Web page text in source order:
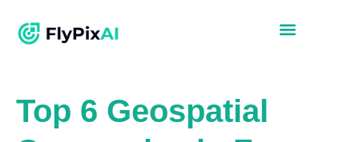
Top 6 Geospatial